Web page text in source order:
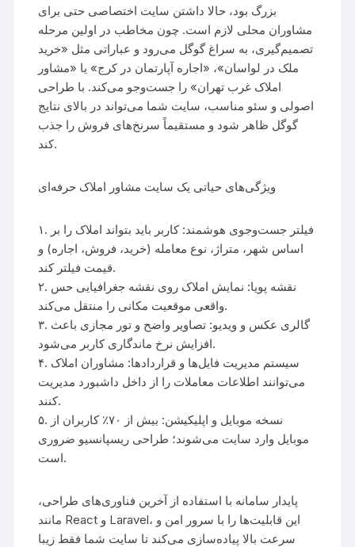
بزرگ بود، حالا داشتن سایت اختصاصی حتی برای
مشاوران محلی لازم است. چون مخاطب در اولین مرحله
تصمیم‌گیری، به سراغ گوگل می‌رود و عباراتی مثل «خرید
ملک در لواسان»، «اجاره آپارتمان در کرج» یا «مشاور
املاک غرب تهران» را جست‌وجو می‌کند. با طراحی
اصولی و سئو مناسب، سایت شما می‌تواند در بالای نتایج
گوگل ظاهر شود و مستقیماً سرنخ‌های فروش را جذب
کند.
ویژگی‌های حیاتی یک سایت مشاور املاک حرفه‌ای
۱. فیلتر جست‌وجوی هوشمند: کاربر باید بتواند املاک را بر
اساس شهر، متراژ، نوع معامله (خرید، فروش، اجاره) و
قیمت فیلتر کند.
۲. نقشه پویا: نمایش املاک روی نقشه جغرافیایی حس
واقعی موقعیت مکانی را منتقل می‌کند.
۳. گالری عکس و ویدیو: تصاویر واضح و تور مجازی باعث
افزایش نرخ ماندگاری کاربر می‌شود.
۴. سیستم مدیریت فایل‌ها و قراردادها: مشاوران املاک
می‌توانند اطلاعات معاملات را از داخل داشبورد مدیریت
کنند.
۵. نسخه موبایل و اپلیکیشن: بیش از ۷۰٪ کاربران از
موبایل وارد سایت می‌شوند؛ طراحی ریسپانسیو ضروری
است.
پایدار سامانه با استفاده از آخرین فناوری‌های طراحی،
مانند React و Laravel، این قابلیت‌ها را با سرور امن و
سرعت بالا پیاده‌سازی می‌کند تا سایت شما فقط زیبا